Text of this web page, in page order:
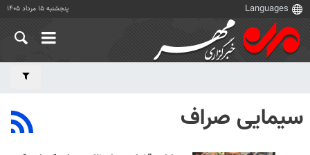
پنجشنبه ۱۵ مرداد ۱۴۰۵
سیمایی صراف